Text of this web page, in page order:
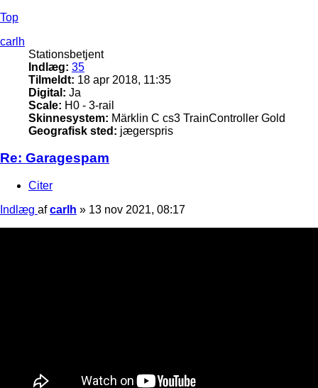
Top
carlh
Stationsbetjent
Indlæg: 35
Tilmeldt: 18 apr 2018, 11:35
Digital: Ja
Scale: H0 - 3-rail
Skinnesystem: Märklin C cs3 TrainController Gold
Geografisk sted: jægerspris
Re: Garagespam
Citer
Indlæg afcarlh » 13 nov 2021, 08:17